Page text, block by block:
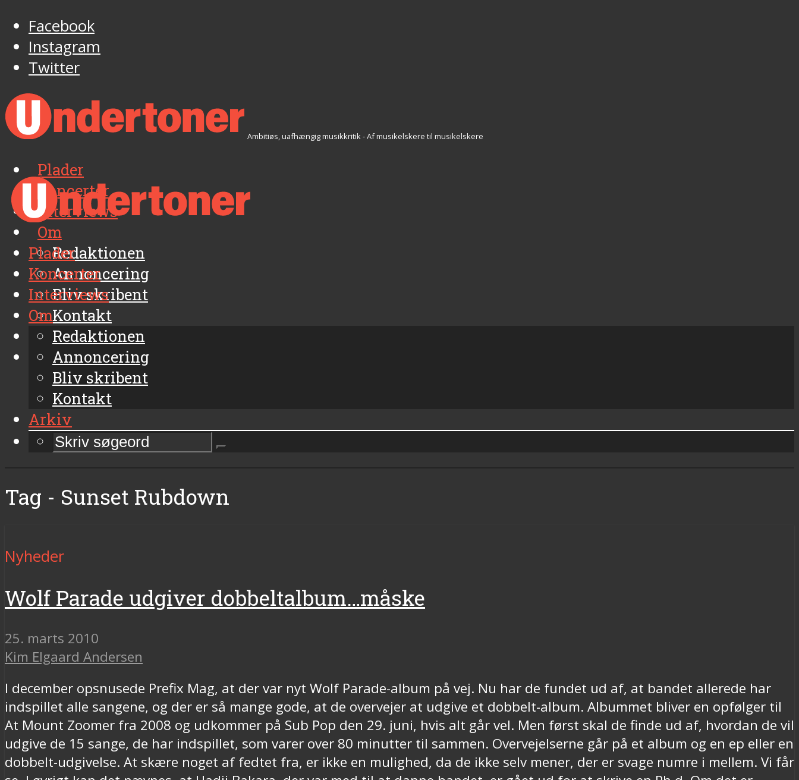
Facebook
Instagram
Twitter
Ambitiøs, uafhængig musikkritik - Af musikelskere til musikelskere
Plader
Koncerter
Interviews
Om
Redaktionen
Annoncering
Bliv skribent
Kontakt
Arkiv
Plader
Koncerter
Interviews
Om
Redaktionen
Annoncering
Bliv skribent
Kontakt
Arkiv
Tag - Sunset Rubdown
Nyheder
Wolf Parade udgiver dobbeltalbum…måske
25. marts 2010
Kim Elgaard Andersen
I december opsnusede Prefix Mag, at der var nyt Wolf Parade-album på vej. Nu har de fundet ud af, at bandet allerede har
indspillet alle sangene, og der er så mange gode, at de overvejer at udgive et dobbelt-album. Albummet bliver en opfølger til
At Mount Zoomer fra 2008 og udkommer på Sub Pop den 29. juni, hvis alt går vel. Men først skal de finde ud af, hvordan de vil
udgive de 15 sange, de har indspillet, som varer over 80 minutter til sammen. Overvejelserne går på et album og en ep eller en
dobbelt-udgivelse. At skære noget af fedtet fra, er ikke en mulighed, da de ikke selv mener, der er svage numre i mellem. Vi får